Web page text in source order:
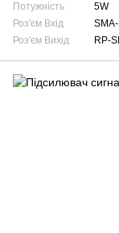
Потужність
5W
Роз'єм Вхід
Роз'єм Вихід
RP-